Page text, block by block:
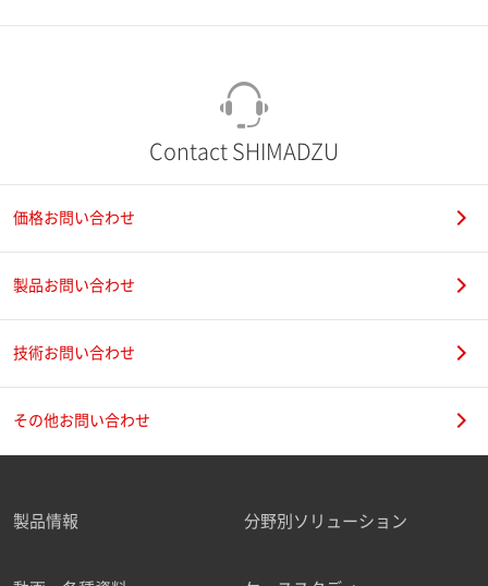
ご勤務先
Contact SHIMADZU
価格お問い合わせ
製品お問い合わせ
技術お問い合わせ
その他お問い合わせ
製品情報 分野別ソリューション